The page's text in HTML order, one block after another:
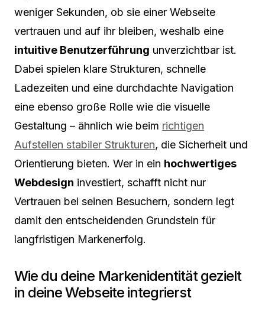
weniger Sekunden, ob sie einer Webseite
vertrauen und auf ihr bleiben, weshalb eine
intuitive Benutzerführung unverzichtbar ist.
Dabei spielen klare Strukturen, schnelle
Ladezeiten und eine durchdachte Navigation
eine ebenso große Rolle wie die visuelle
Gestaltung – ähnlich wie beim richtigen
Aufstellen stabiler Strukturen, die Sicherheit und
Orientierung bieten. Wer in ein hochwertiges
Webdesign investiert, schafft nicht nur
Vertrauen bei seinen Besuchern, sondern legt
damit den entscheidenden Grundstein für
langfristigen Markenerfolg.
Wie du deine Markenidentität gezielt
in deine Webseite integrierst